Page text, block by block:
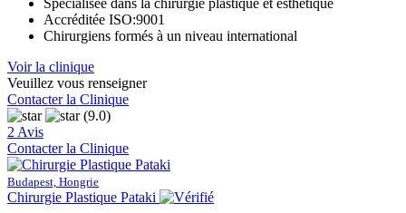
Accréditée ISO:9001
Chirurgiens formés à un niveau international
Voir la clinique
Veuillez vous renseigner
Contacter la Clinique
(9.0)
2 Avis
Contacter la Clinique
Budapest, Hongrie
Chirurgie Plastique Pataki